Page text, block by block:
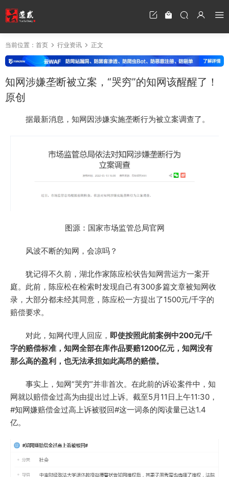
当前位置： 首页 行业资讯 正文
知网涉嫌垄断被立案，“哭穷”的知网该醒醒了！
原创
据最新消息，知网因涉嫌实施垄断行为被立案调查了。
图源：国家市场监管总局官网
风波不断的知网，会凉吗？
犹记得不久前，湖北作家陈应松状告知网营运方一案开
庭。此前，陈应松在检索时发现自己有300多篇文章被知网收
录，大部分都未经其同意，陈应松一方提出了1500元/千字的
赔偿要求。
对此，知网代理人回应， 即使按照此前案例中200元/千
字的赔偿标准，知网全部在库作品要赔1200亿元，知网没有
那么高的盈利，也无法承担如此高昂的赔偿。
事实上，知网“哭穷”并非首次。在此前的诉讼案件中，知
网就以赔偿金过高为由提出过上诉。截至5月11日上午11:30，
#知网嫌赔偿金过高上诉被驳回#这一词条的阅读量已达1.4
亿。